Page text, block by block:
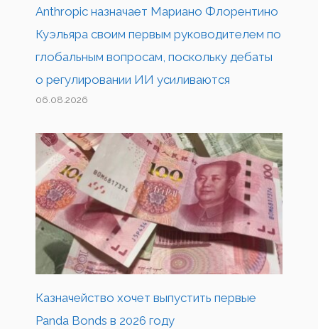
Anthropic назначает Мариано Флорентино
Куэльяра своим первым руководителем по
глобальным вопросам, поскольку дебаты
о регулировании ИИ усиливаются
06.08.2026
Казначейство хочет выпустить первые
Panda Bonds в 2026 году